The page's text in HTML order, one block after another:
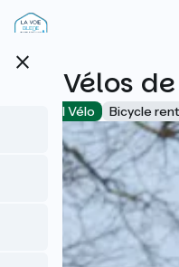
Direkt
zum
close
Les Vélos
Accueil Vélo Bicycle